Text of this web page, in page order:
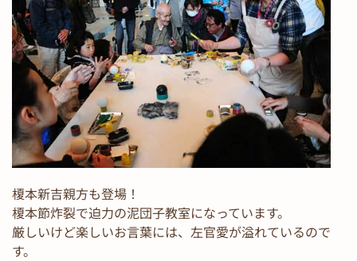
榎本新吉親方も登場！
榎本節炸裂で迫力の泥団子教室になっています。
厳しいけど楽しいお言葉には、左官愛が溢れているので
す。